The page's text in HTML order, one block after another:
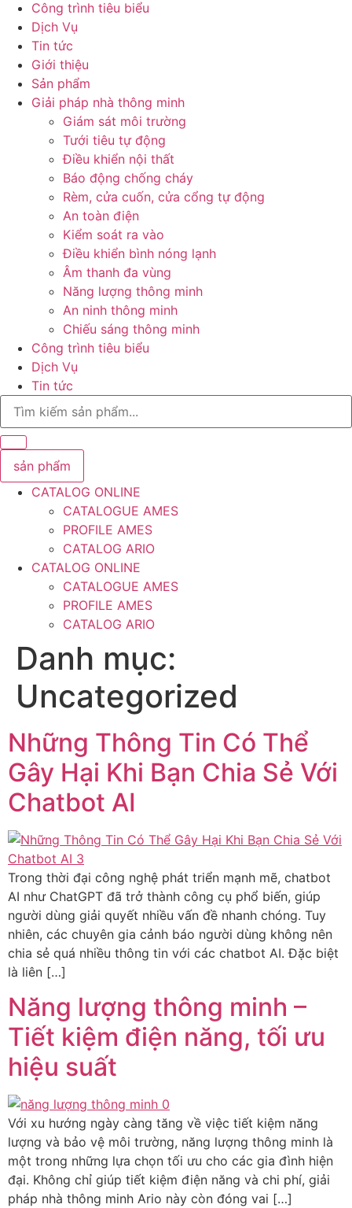
Công trình tiêu biểu
Dịch Vụ
Tin tức
Giới thiệu
Sản phẩm
Giải pháp nhà thông minh
Giám sát môi trường
Tưới tiêu tự động
Điều khiển nội thất
Báo động chống cháy
Rèm, cửa cuốn, cửa cổng tự động
An toàn điện
Kiểm soát ra vào
Điều khiển bình nóng lạnh
Âm thanh đa vùng
Năng lượng thông minh
An ninh thông minh
Chiếu sáng thông minh
Công trình tiêu biểu
Dịch Vụ
Tin tức
Search
sản phẩm
CATALOG ONLINE
CATALOGUE AMES
PROFILE AMES
CATALOG ARIO
CATALOG ONLINE
CATALOGUE AMES
PROFILE AMES
CATALOG ARIO
Danh mục:
Uncategorized
Những Thông Tin Có Thể
Gây Hại Khi Bạn Chia Sẻ Với
Chatbot AI
Trong thời đại công nghệ phát triển mạnh mẽ, chatbot
AI như ChatGPT đã trở thành công cụ phổ biến, giúp
người dùng giải quyết nhiều vấn đề nhanh chóng. Tuy
nhiên, các chuyên gia cảnh báo người dùng không nên
chia sẻ quá nhiều thông tin với các chatbot AI. Đặc biệt
là liên […]
Năng lượng thông minh –
Tiết kiệm điện năng, tối ưu
hiệu suất
Với xu hướng ngày càng tăng về việc tiết kiệm năng
lượng và bảo vệ môi trường, năng lượng thông minh là
một trong những lựa chọn tối ưu cho các gia đình hiện
đại. Không chỉ giúp tiết kiệm điện năng và chi phí, giải
pháp nhà thông minh Ario này còn đóng vai […]